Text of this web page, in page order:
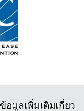
อมูลเพิ่มเติมเกี่ยว